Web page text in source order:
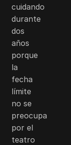
cuidando
durante
dos
años
porque
la
fecha
límite
no se
preocupa
por el
teatro